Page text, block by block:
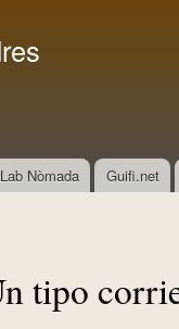
Nòmada Guifi.net
tipo